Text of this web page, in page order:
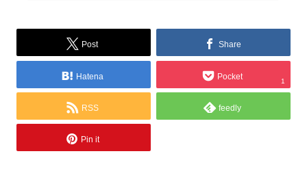
Post Share
Hatena Pocket 1
RSS feedly
Pin it